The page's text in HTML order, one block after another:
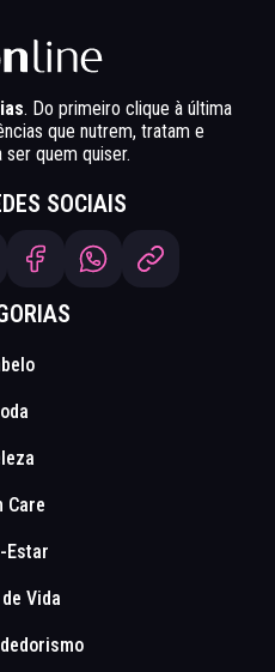
. Do primeiro clique à última
que nutrem, tratam e
quem quiser.
SOCIAIS
Care
Estar
Vida